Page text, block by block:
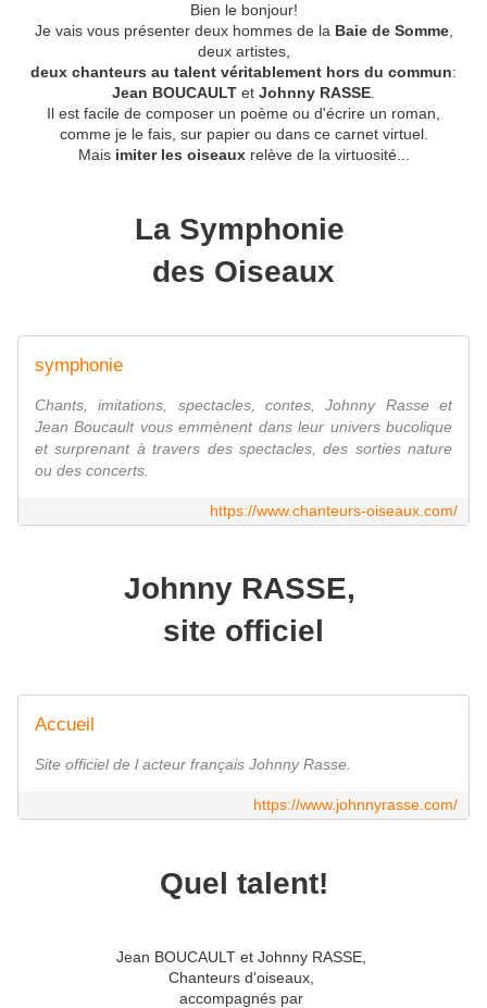
Bien le bonjour!
Je vais vous présenter deux hommes de la Baie de Somme,
deux artistes,
deux chanteurs au talent véritablement hors du commun:
Jean BOUCAULT et Johnny RASSE
Il est facile de composer un poème ou d'écrire un roman,
comme je le fais, sur papier ou dans ce carnet virtuel.
Mais imiter les oiseauxrelève de la virtuosité...
La Symphonie
des Oiseaux
symphonie
Chants, imitations, spectacles, contes, Johnny Rasse et
Jean Boucault vous emmènent dans leur univers bucolique
et surprenant à travers des spectacles, des sorties nature
ou des concerts.
https://www.chanteurs-oiseaux.com/
Johnny RASSE,
site officiel
Accueil
Site officiel de l acteur français Johnny Rasse.
https://www.johnnyrasse.com/
Quel talent!
Jean BOUCAULT et Johnny RASSE,
Chanteurs d'oiseaux,
accompagnés par